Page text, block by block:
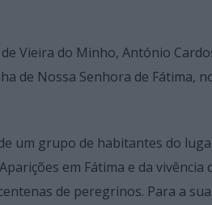
Vieira do Minho, António
de Nossa Senhora de Fátima,
um grupo de habitantes do
em Fátima e da
de peregrinos. Para a